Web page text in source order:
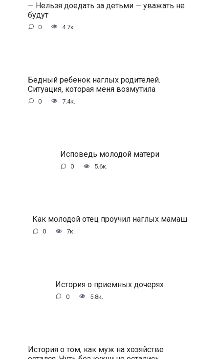
— Нельзя доедать за детьми — уважать не
будут
0 4.7к.
Бедный ребенок наглых родителей.
Ситуация, которая меня возмутила
0 7.4к.
Исповедь молодой матери
0 5.6к.
Как молодой отец проучил наглых мамаш
0 7к.
История о приемных дочерях
0 5.8к.
История о том, как муж на хозяйстве